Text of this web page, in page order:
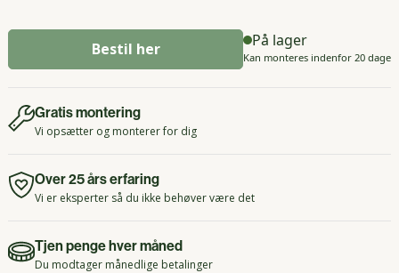
Bestil her På lager
Kan monteres indenfor 20 dage
Gratis montering
Vi opsætter og monterer for dig
Over 25 års erfaring
Vi er eksperter så du ikke behøver være det
Tjen penge hver måned
Du modtager månedlige betalinger